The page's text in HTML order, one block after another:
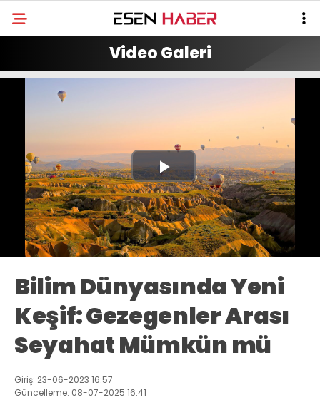
Video Galeri
Play
Video
Bilim Dünyasında Yeni
Keşif: Gezegenler Arası
Seyahat Mümkün mü
Giriş: 23-06-2023 16:57
Güncelleme: 08-07-2025 16:41